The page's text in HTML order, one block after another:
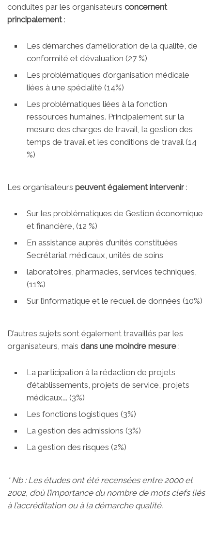
conduites par les organisateurs concernent
principalement:
Les démarches d’amélioration de la qualité, de
conformité et d’évaluation (27 %)
Les problématiques d’organisation médicale
liées à une spécialité (14%)
Les problématiques liées à la fonction
ressources humaines. Principalement sur la
mesure des charges de travail, la gestion des
temps de travail et les conditions de travail (14
%)
Les organisateurs peuvent également intervenir :
Sur les problématiques de Gestion économique
et financière, (12 %)
En assistance auprès d’unités constituées
Secrétariat médicaux, unités de soins
laboratoires, pharmacies, services techniques,
(11%)
Sur l’informatique et le recueil de données (10%)
D’autres sujets sont également travaillés par les
organisateurs, mais dans une moindre mesure :
La participation à la rédaction de projets
d’établissements, projets de service, projets
médicaux…. (3%)
Les fonctions logistiques (3%)
La gestion des admissions (3%)
La gestion des risques (2%)
* Nb : Les études ont été recensées entre 2000 et
2002, d’où l’importance du nombre de mots clefs liés
à l’accréditation ou à la démarche qualité.